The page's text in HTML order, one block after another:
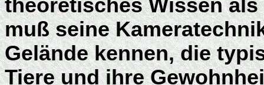
theoretisches Wissen
muß seine
Gelände kennen, die
Tiere und ihre